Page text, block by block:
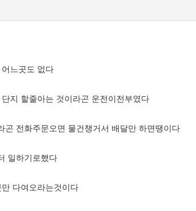
느곳도 없다
지 할줄아는 것이라곤 운전이전부였다
전화주문오면 물건챙거서 배달만 하면땡이다
일하기로했다
다여오라는것이다